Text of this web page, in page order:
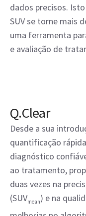
dados precisos.
SUV se torne mais
uma ferramenta
e avaliação de
Q.Clear
Desde a sua
quantificação
diagnóstico
ao tratamento,
duas vezes na
(SUVmean) e na